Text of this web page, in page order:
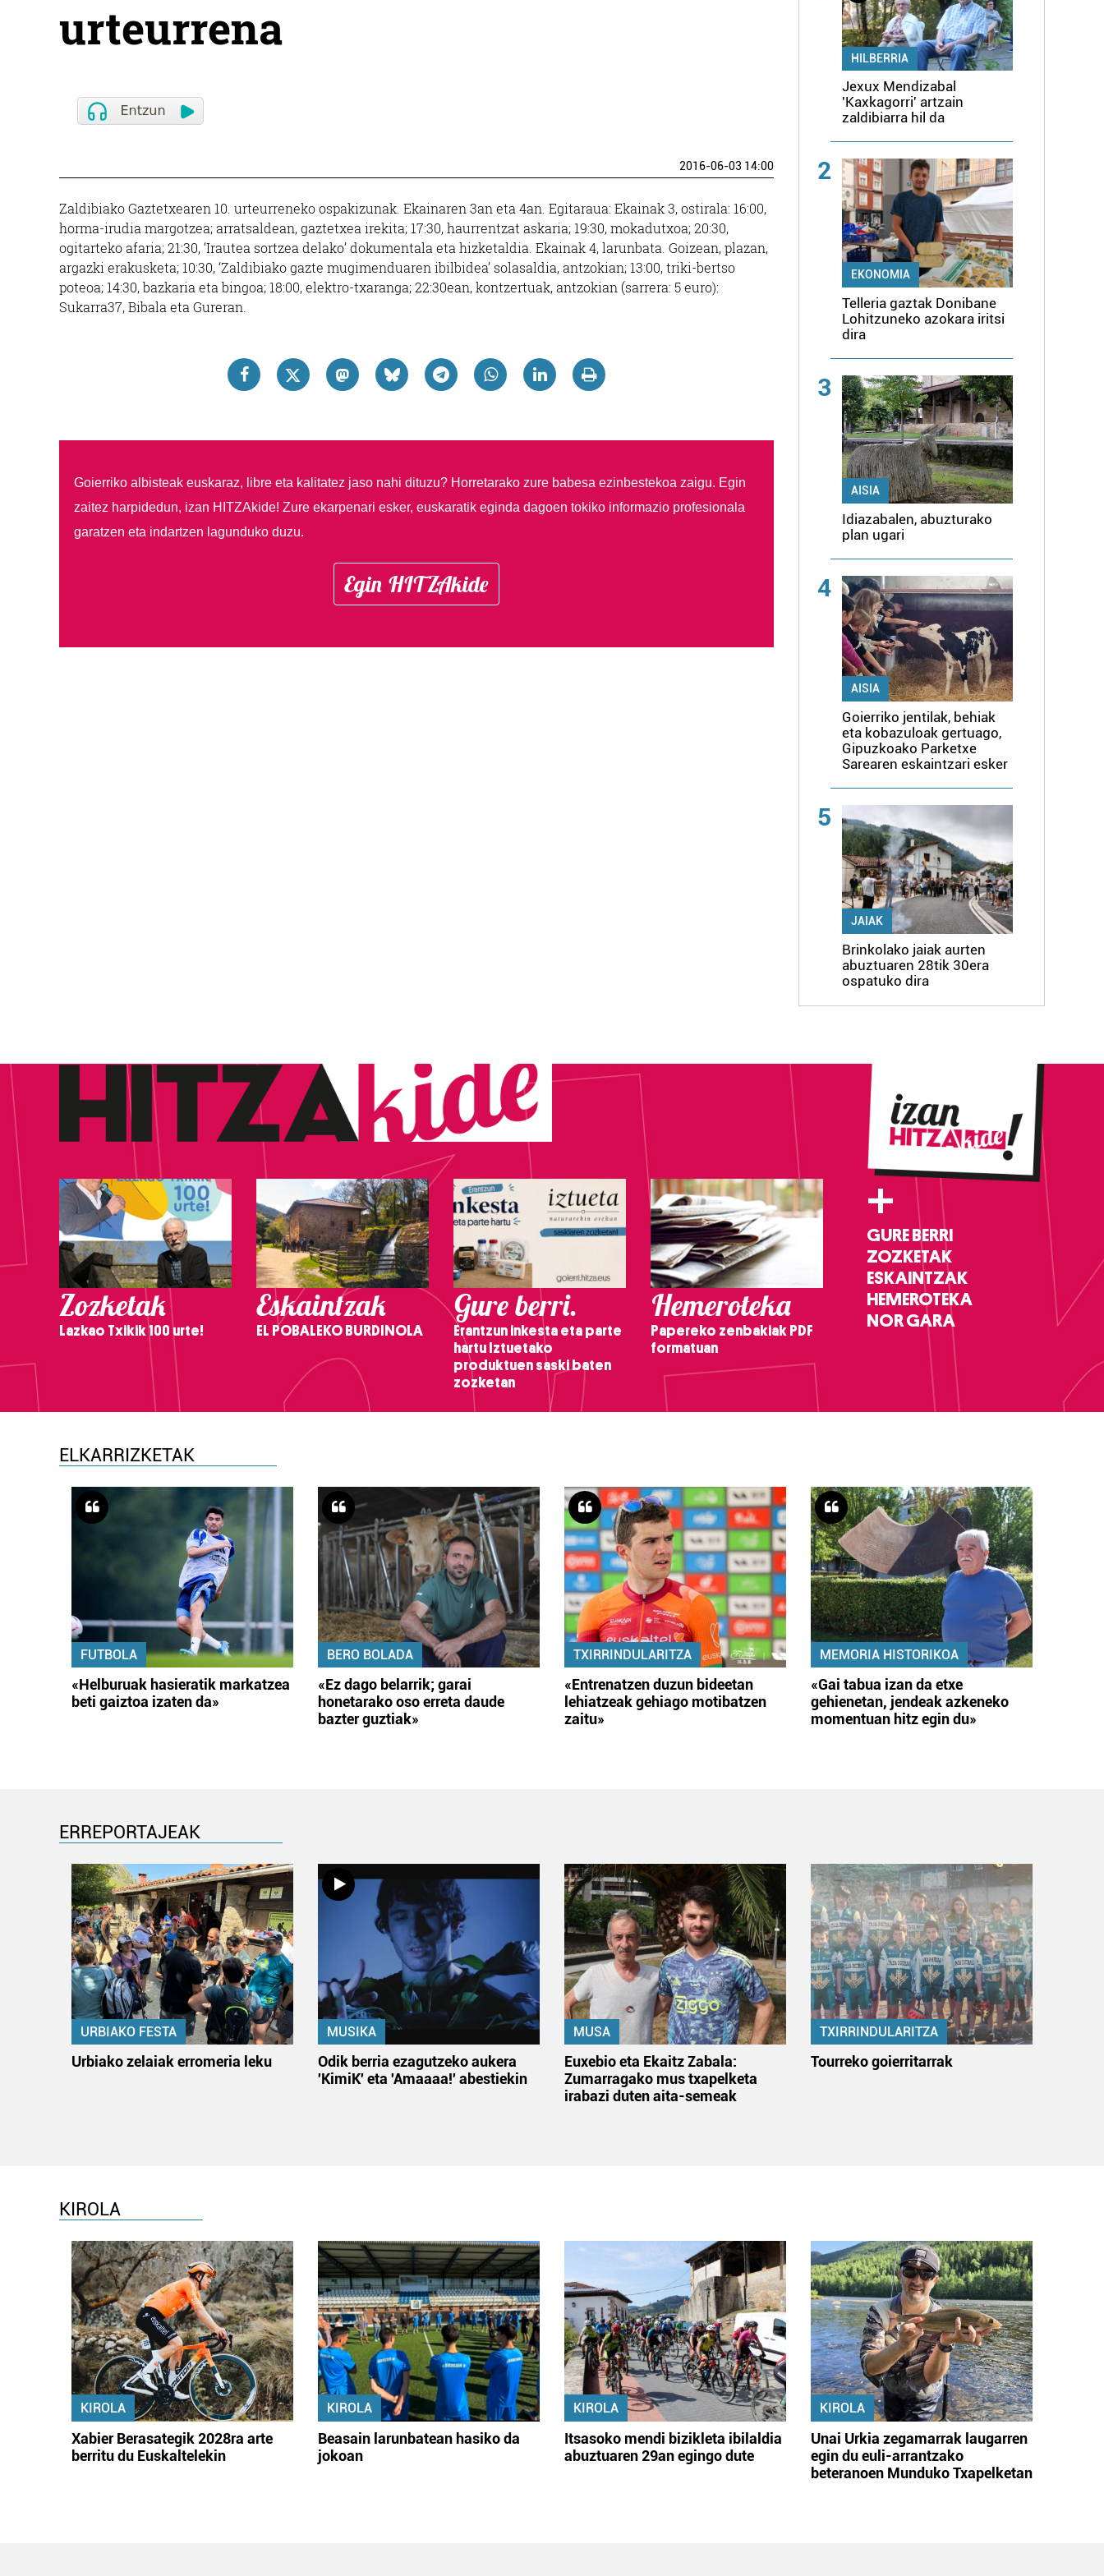
urteurrena
2016-06-03 14:00
Zaldibiako Gaztetxearen 10. urteurreneko ospakizunak. Ekainaren 3an eta 4an. Egitaraua: Ekainak 3, ostirala: 16:00,
horma-irudia margotzea; arratsaldean, gaztetxea irekita; 17:30, haurrentzat askaria; 19:30, mokadutxoa; 20:30,
ogitarteko afaria; 21:30, ‘Irautea sortzea delako’ dokumentala eta hizketaldia. Ekainak 4, larunbata. Goizean, plazan,
argazki erakusketa; 10:30, ‘Zaldibiako gazte mugimenduaren ibilbidea’ solasaldia, antzokian; 13:00, triki-bertso
poteoa; 14:30, bazkaria eta bingoa; 18:00, elektro-txaranga; 22:30ean, kontzertuak, antzokian (sarrera: 5 euro):
Sukarra37, Bibala eta Gureran.
Goierriko albisteak euskaraz, libre eta kalitatez jaso nahi dituzu? Horretarako zure babesa ezinbestekoa zaigu. Egin
zaitez harpidedun, izan HITZAkide! Zure ekarpenari esker, euskaratik eginda dagoen tokiko informazio profesionala
garatzen eta indartzen lagunduko duzu.
Egin HITZAkide
HILBERRIA
Jexux Mendizabal
'Kaxkagorri' artzain
zaldibiarra hil da
2
EKONOMIA
Telleria gaztak Donibane
Lohitzuneko azokara iritsi
dira
3
AISIA
Idiazabalen, abuzturako
plan ugari
4
AISIA
Goierriko jentilak, behiak
eta kobazuloak gertuago,
Gipuzkoako Parketxe
Sarearen eskaintzari esker
5
JAIAK
Brinkolako jaiak aurten
abuztuaren 28tik 30era
ospatuko dira
Zozketak
Lazkao Txikik 100 urte!
Eskaintzak
EL POBALEKO BURDINOLA
Gure berri.
Erantzun inkesta eta parte
hartu Iztuetako
produktuen saski baten
zozketan
Hemeroteka
Papereko zenbakiak PDF
formatuan
+
GURE BERRI
ZOZKETAK
ESKAINTZAK
HEMEROTEKA
NOR GARA
ELKARRIZKETAK
FUTBOLA
«Helburuak hasieratik markatzea
beti gaiztoa izaten da»
BERO BOLADA
«Ez dago belarrik; garai
honetarako oso erreta daude
bazter guztiak»
TXIRRINDULARITZA
«Entrenatzen duzun bideetan
lehiatzeak gehiago motibatzen
zaitu»
MEMORIA HISTORIKOA
«Gai tabua izan da etxe
gehienetan, jendeak azkeneko
momentuan hitz egin du»
ERREPORTAJEAK
URBIAKO FESTA
Urbiako zelaiak erromeria leku
MUSIKA
Odik berria ezagutzeko aukera
'KimiK' eta 'Amaaaa!' abestiekin
MUSA
Euxebio eta Ekaitz Zabala:
Zumarragako mus txapelketa
irabazi duten aita-semeak
TXIRRINDULARITZA
Tourreko goierritarrak
KIROLA
KIROLA
Xabier Berasategik 2028ra arte
berritu du Euskaltelekin
KIROLA
Beasain larunbatean hasiko da
jokoan
KIROLA
Itsasoko mendi bizikleta ibilaldia
abuztuaren 29an egingo dute
KIROLA
Unai Urkia zegamarrak laugarren
egin du euli-arrantzako
beteranoen Munduko Txapelketan